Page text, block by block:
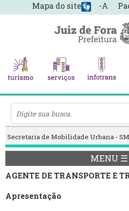
-A
Mapa do site
Secretaria de Mobilidade Urbana -
MENU ☰
AGENTE DE TRANSPORTE E
Apresentação